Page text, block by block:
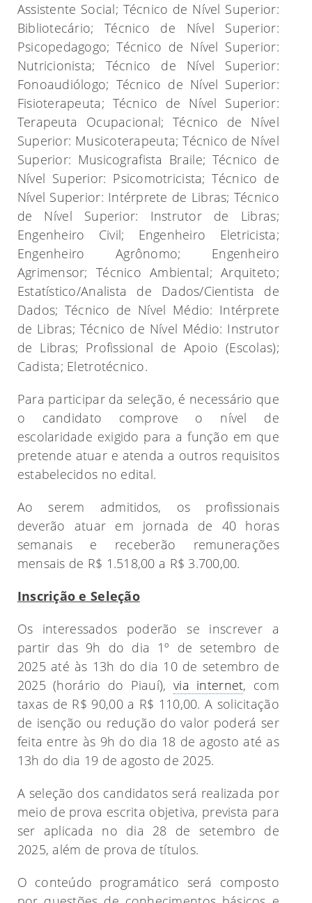
Assistente Social; Técnico de Nível Superior:
Bibliotecário; Técnico de Nível Superior:
Psicopedagogo; Técnico de Nível Superior:
Nutricionista; Técnico de Nível Superior:
Fonoaudiólogo; Técnico de Nível Superior:
Fisioterapeuta; Técnico de Nível Superior:
Terapeuta Ocupacional; Técnico de Nível
Superior: Musicoterapeuta; Técnico de Nível
Superior: Musicografista Braile; Técnico de
Nível Superior: Psicomotricista; Técnico de
Nível Superior: Intérprete de Libras; Técnico
de Nível Superior: Instrutor de Libras;
Engenheiro Civil; Engenheiro Eletricista;
Engenheiro Agrônomo; Engenheiro
Agrimensor; Técnico Ambiental; Arquiteto;
Estatístico/Analista de Dados/Cientista de
Dados; Técnico de Nível Médio: Intérprete
de Libras; Técnico de Nível Médio: Instrutor
de Libras; Profissional de Apoio (Escolas);
Cadista; Eletrotécnico.
Para participar da seleção, é necessário que
o candidato comprove o nível de
escolaridade exigido para a função em que
pretende atuar e atenda a outros requisitos
estabelecidos no edital.
Ao serem admitidos, os profissionais
deverão atuar em jornada de 40 horas
semanais e receberão remunerações
mensais de R$ 1.518,00 a R$ 3.700,00.
Inscrição e Seleção
Os interessados poderão se inscrever a
partir das 9h do dia 1º de setembro de
2025 até às 13h do dia 10 de setembro de
2025 (horário do Piauí), via internet, com
taxas de R$ 90,00 a R$ 110,00. A solicitação
de isenção ou redução do valor poderá ser
feita entre às 9h do dia 18 de agosto até as
13h do dia 19 de agosto de 2025.
A seleção dos candidatos será realizada por
meio de prova escrita objetiva, prevista para
ser aplicada no dia 28 de setembro de
2025, além de prova de títulos.
O conteúdo programático será composto